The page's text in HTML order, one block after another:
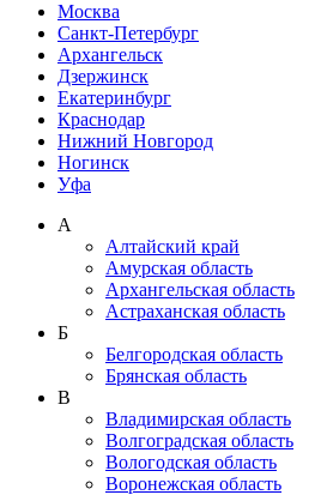
Москва
Санкт-Петербург
Архангельск
Дзержинск
Екатеринбург
Краснодар
Нижний Новгород
Ногинск
Уфа
А
Алтайский край
Амурская область
Архангельская область
Астраханская область
Б
Белгородская область
Брянская область
В
Владимирская область
Волгоградская область
Вологодская область
Воронежская область